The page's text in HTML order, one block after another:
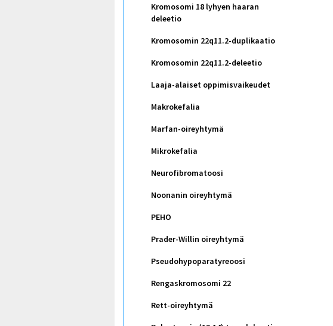
Kromosomi 18 lyhyen haaran
deleetio
Kromosomin 22q11.2-duplikaatio
Kromosomin 22q11.2-deleetio
Laaja-alaiset oppimisvaikeudet
Makrokefalia
Marfan-oireyhtymä
Mikrokefalia
Neurofibromatoosi
Noonanin oireyhtymä
PEHO
Prader-Willin oireyhtymä
Pseudohypoparatyreoosi
Rengaskromosomi 22
Rett-oireyhtymä